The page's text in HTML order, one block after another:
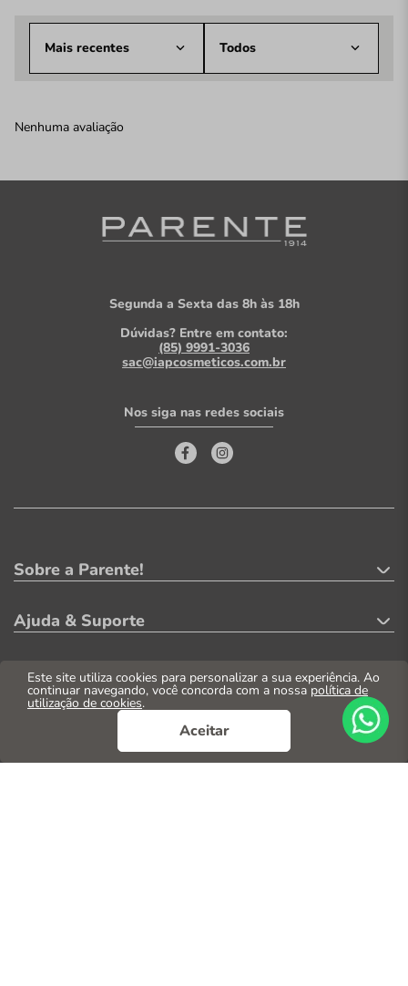
Este site utiliza cookies para personalizar a sua experiência. Ao
continuar navegando, você concorda com a nossapolítica de
utilização de cookies.
Aceitar
Mais recentes Todos
Nenhuma avaliação
Segunda a Sexta das 8h às 18h
Dúvidas? Entre em contato:
(85) 9991-3036
sac@iapcosmeticos.com.br
Nos siga nas redes sociais
Sobre a Parente!
Ajuda & Suporte
Minha Conta
Formas de Pagamento